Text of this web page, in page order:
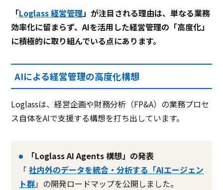
「Loglass 経営管理」が注目される理由は、単なる業務
効率化に留まらず、AIを活用した経営管理の「高度化」
に積極的に取り組んでいる点にあります。
AIによる経営管理の高度化構想
Loglassは、経営企画や財務分析（FP&A）の業務プロセ
ス自体をAIで支援する構想を打ち出しています。
「Loglass AI Agents 構想」の発表
「社内外のデータを統合・分析する「AIエージェン
ト群」の開発ロードマップを公開しました。